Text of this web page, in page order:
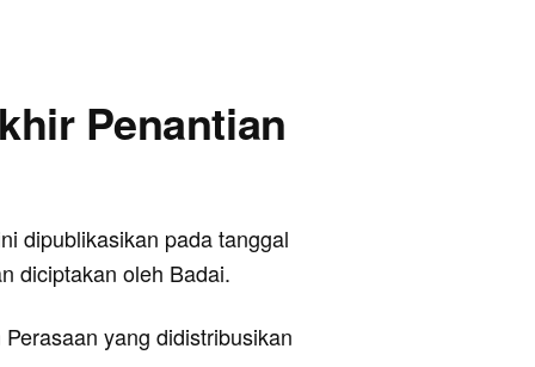
Penantian
dipublikasikan pada tanggal
diciptakan oleh Badai.
yang didistribusikan